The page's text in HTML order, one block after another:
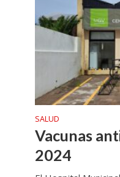
SALUD
Vacunas
2024